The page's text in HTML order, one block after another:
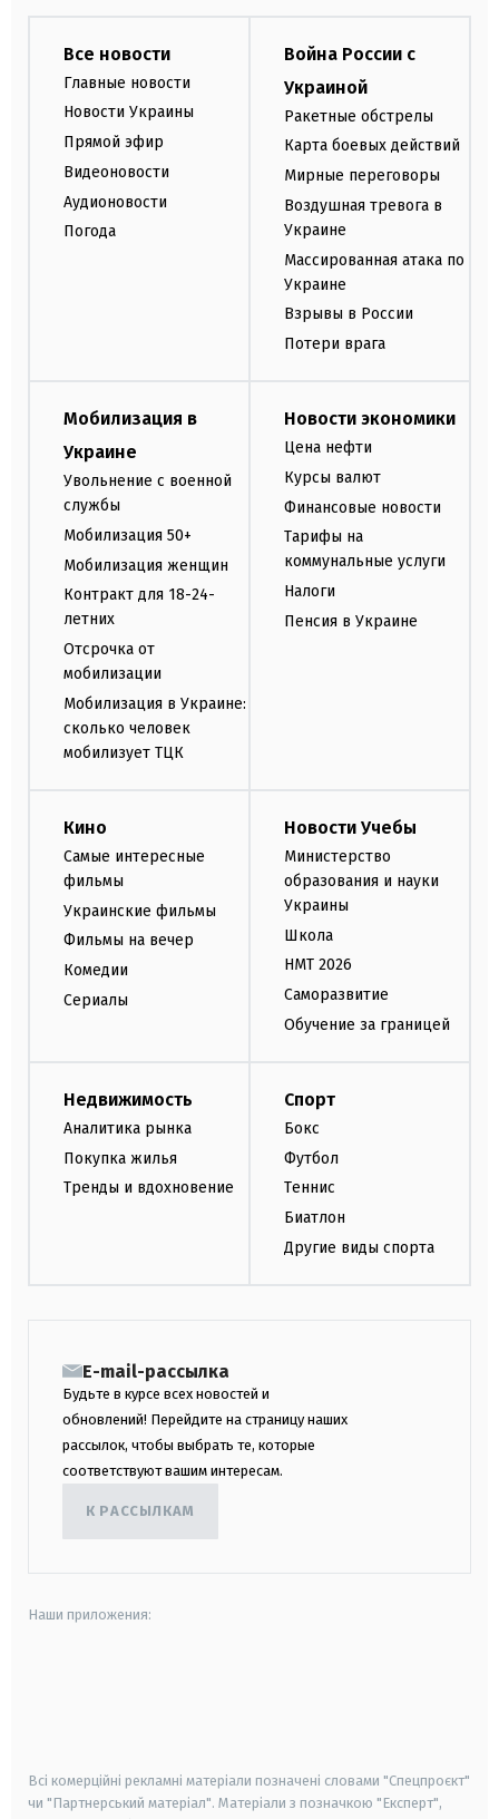
Все новости
Главные новости
Новости Украины
Прямой эфир
Видеоновости
Аудионовости
Погода
Война России с
Украиной
Ракетные обстрелы
Карта боевых действий
Мирные переговоры
Воздушная тревога в
Украине
Массированная атака по
Украине
Взрывы в России
Потери врага
Мобилизация в
Украине
Увольнение с военной
службы
Мобилизация 50+
Мобилизация женщин
Контракт для 18-24-
летних
Отсрочка от
мобилизации
Мобилизация в Украине:
сколько человек
мобилизует ТЦК
Новости экономики
Цена нефти
Курсы валют
Финансовые новости
Тарифы на
коммунальные услуги
Налоги
Пенсия в Украине
Кино
Самые интересные
фильмы
Украинские фильмы
Фильмы на вечер
Комедии
Сериалы
Новости Учебы
Министерство
образования и науки
Украины
Школа
НМТ 2026
Саморазвитие
Обучение за границей
Недвижимость
Аналитика рынка
Покупка жилья
Тренды и вдохновение
Спорт
Бокс
Футбол
Теннис
Биатлон
Другие виды спорта
E-mail-рассылка
Будьте в курсе всех новостей и
обновлений! Перейдите на страницу наших
рассылок, чтобы выбрать те, которые
соответствуют вашим интересам.
К РАССЫЛКАМ
Наши приложения:
Всі комерційні рекламні матеріали позначені словами "Спецпроєкт"
чи "Партнерський матеріал". Матеріали з позначкою "Експерт",